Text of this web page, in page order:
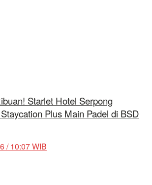
Starlet Hotel Serpong
Plus Main Padel di BSD
/ 10:07 WIB